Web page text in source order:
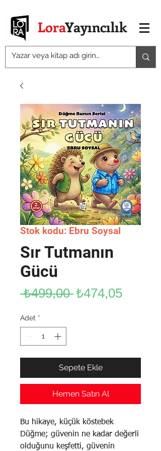
LoraYayıncılık
Stok kodu: Ebru Soysal
Sır Tutmanın
Gücü
₺499,00 Normal
₺474,05İndirimli
Adet *
Sepete Ekle
Hemen Satın Al
Bu hikaye, küçük köstebek
Düğme; güvenin ne kadar değerli
olduğunu keşfetti, güvenin